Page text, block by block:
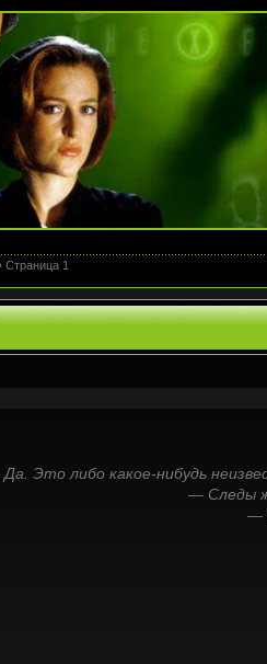
Страница 1
Это либо какое-нибудь
— Следы
—